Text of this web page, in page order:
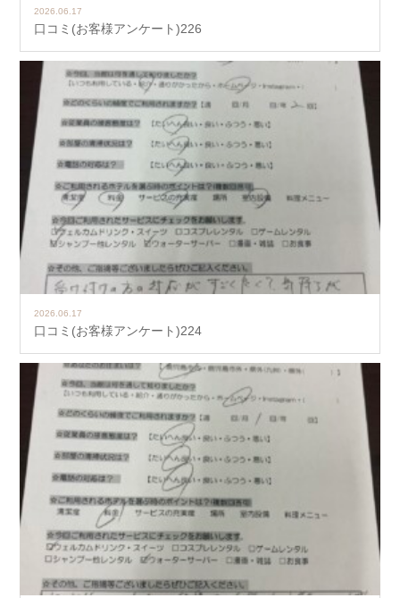
2026.06.17
口コミ(お客様アンケート)226
2026.06.17
口コミ(お客様アンケート)224